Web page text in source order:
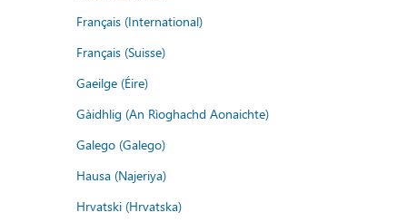
Français (International)
Français (Suisse)
Gaeilge (Éire)
Gàidhlig (An Rìoghachd Aonaichte)
Galego (Galego)
Hausa (Najeriya)
Hrvatski (Hrvatska)